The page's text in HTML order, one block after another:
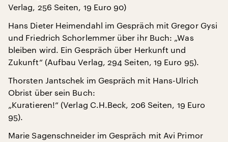
Verlag, 256 Seiten, 19 Euro 90)
Hans Dieter Heimendahl im Gespräch mit Gregor Gysi
und Friedrich Schorlemmer über ihr Buch: „Was
bleiben wird. Ein Gespräch über Herkunft und
Zukunft“ (Aufbau Verlag, 294 Seiten, 19 Euro 95).
Thorsten Jantschek im Gespräch mit Hans-Ulrich
Obrist über sein Buch:
„Kuratieren!“ (Verlag C.H.Beck, 206 Seiten, 19 Euro
95).
Marie Sagenschneider im Gespräch mit Avi Primor